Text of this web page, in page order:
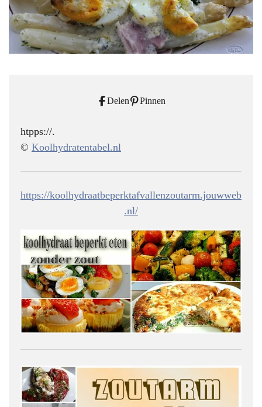
Delen Pinnen
htpps://.
© Koolhydratentabel.nl
https://koolhydraatbeperktafvallenzoutarm.jouwweb
.nl/